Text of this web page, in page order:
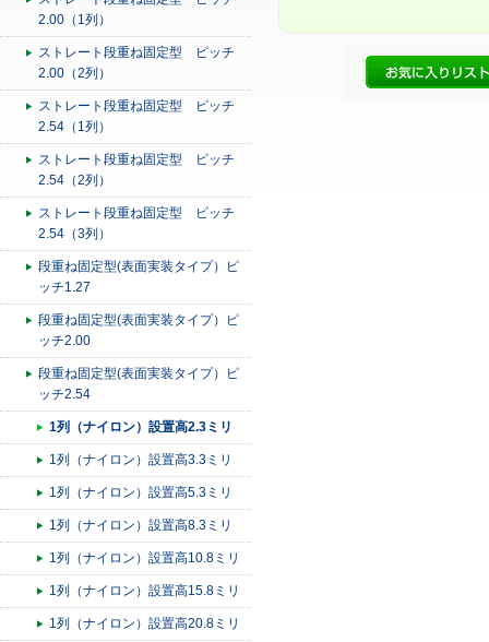
2.00（1列）
ストレート段重ね固定型 ピッチ
2.00（2列）
ストレート段重ね固定型 ピッチ
2.54（1列）
ストレート段重ね固定型 ピッチ
2.54（2列）
ストレート段重ね固定型 ピッチ
2.54（3列）
段重ね固定型(表面実装タイプ）ピ
ッチ1.27
段重ね固定型(表面実装タイプ）ピ
ッチ2.00
段重ね固定型(表面実装タイプ）ピ
ッチ2.54
1列（ナイロン）設置高2.3ミリ
1列（ナイロン）設置高3.3ミリ
1列（ナイロン）設置高5.3ミリ
1列（ナイロン）設置高8.3ミリ
1列（ナイロン）設置高10.8ミリ
1列（ナイロン）設置高15.8ミリ
1列（ナイロン）設置高20.8ミリ